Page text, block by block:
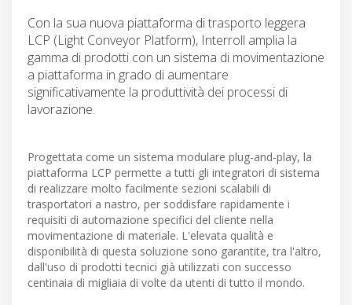
Con la sua nuova piattaforma di trasporto leggera
LCP (Light Conveyor Platform), Interroll amplia la
gamma di prodotti con un sistema di movimentazione
a piattaforma in grado di aumentare
significativamente la produttività dei processi di
lavorazione.
Progettata come un sistema modulare plug-and-play, la
piattaforma LCP permette a tutti gli integratori di sistema
di realizzare molto facilmente sezioni scalabili di
trasportatori a nastro, per soddisfare rapidamente i
requisiti di automazione specifici del cliente nella
movimentazione di materiale. L'elevata qualità e
disponibilità di questa soluzione sono garantite, tra l'altro,
dall'uso di prodotti tecnici già utilizzati con successo
centinaia di migliaia di volte da utenti di tutto il mondo.